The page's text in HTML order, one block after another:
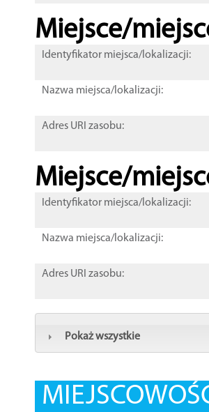
Miejsce/
Identyfikator miejsca/lokalizacji:
Nazwa miejsca/lokalizacji:
Adres URI zasobu:
Miejsce/
Identyfikator miejsca/lokalizacji:
Nazwa miejsca/lokalizacji:
Adres URI zasobu:
Pokaż wszystkie